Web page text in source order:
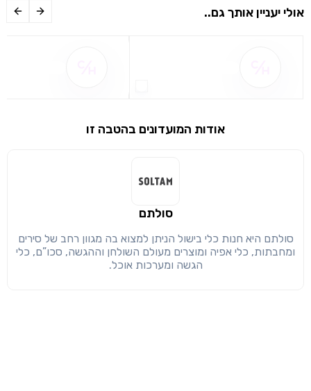
שיתוף
שימו לב!
אולי יעניין אותך גם..
אודות המועדונים בהטבה זו
סולתם
סולתם היא חנות כלי בישול הניתן למצוא בה מגוון רחב של סירים
ומחבתות, כלי אפיה ומוצרים מעולם השולחן וההגשה, סכו”ם, כלי
הגשה ומערכות אוכל.